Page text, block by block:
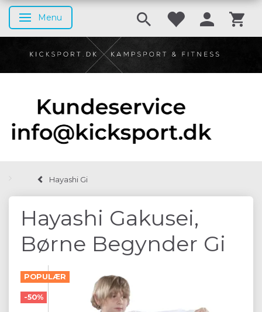
Skifte navigation
Menu
Hayashi Gi
Hayashi Gakusei,
Børne Begynder Gi
POPULÆR
-50%